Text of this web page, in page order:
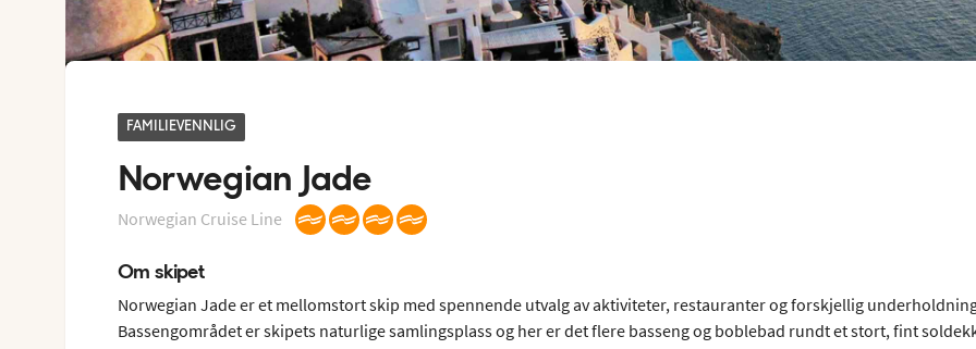
FAMILIEVENNLIG
Norwegian Jade
Norwegian Cruise Line
Om skipet
Norwegian Jade er et mellomstort skip med spennende utvalg av aktiviteter, restauranter og forskjellig
Bassengområdet er skipets naturlige samlingsplass og her er det flere basseng og boblebad rundt et stort, fint